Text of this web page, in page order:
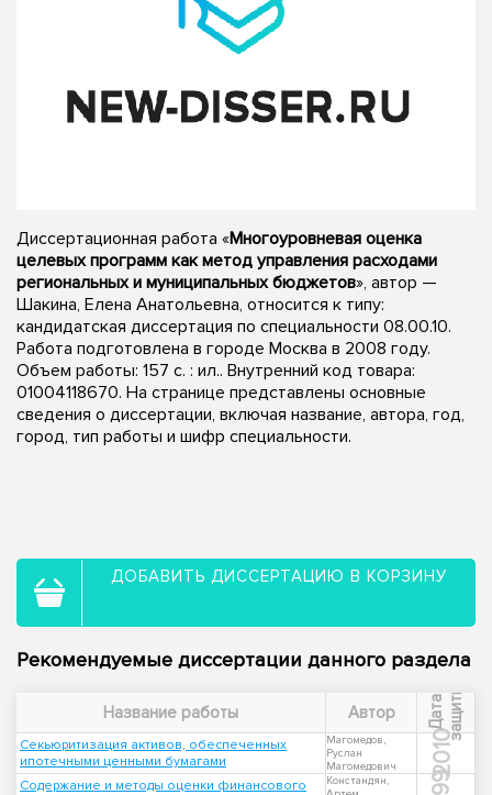
Диссертационная работа «Многоуровневая оценка
целевых программ как метод управления расходами
региональных и муниципальных бюджетов», автор —
Шакина, Елена Анатольевна, относится к типу:
кандидатская диссертация по специальности 08.00.10.
Работа подготовлена в городе Москва в 2008 году.
Объем работы: 157 с. : ил.. Внутренний код товара:
01004118670. На странице представлены основные
сведения о диссертации, включая название, автора, год,
город, тип работы и шифр специальности.
ДОБАВИТЬ ДИССЕРТАЦИЮ В КОРЗИНУ
Рекомендуемые диссертации данного раздела
Название работы Автор Д
а
т
а
з
а
щ
и
ты
Секьюритизация активов, обеспеченных
ипотечными ценными бумагами
Магомедов,
Руслан
Магомедович
2010
Содержание и методы оценки финансового
Констандян,